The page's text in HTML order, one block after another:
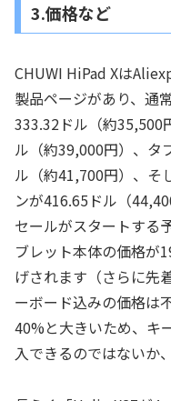
3.価格など
CHUWI HiPad Xは
製品ページがあり、通
333.32ドル（約35,500
ル（約39,000円）、タ
ル（約41,700円）、そ
ンが416.65ドル（
セールがスタートする
ブレット本体の価格が
げされます（さらに先
ーボード込みの価格は
40%と大きいため、キ
入できるのではないか